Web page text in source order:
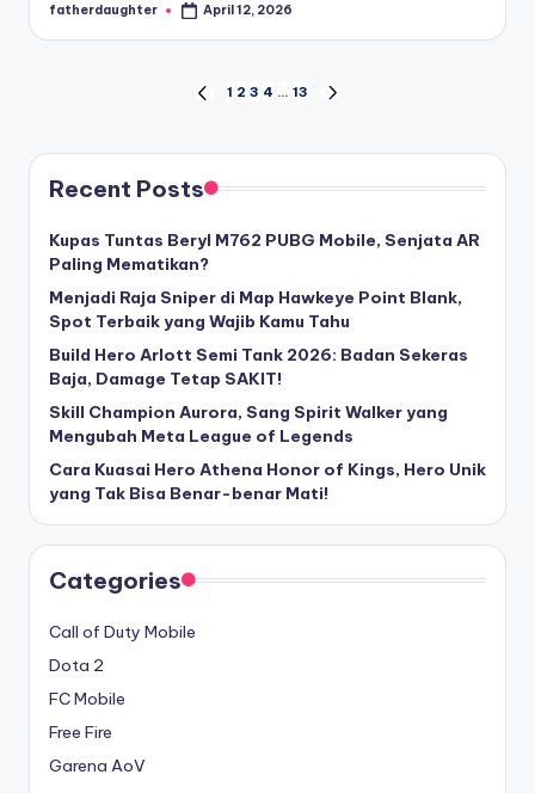
Posted
fatherdaughter April 12, 2026
pagination
PREVIOUS
1 2 3 4 … 13
Recent Posts
Kupas Tuntas Beryl M762 PUBG Mobile, Senjata AR
Paling Mematikan?
Menjadi Raja Sniper di Map Hawkeye Point Blank,
Spot Terbaik yang Wajib Kamu Tahu
Build Hero Arlott Semi Tank 2026: Badan Sekeras
Baja, Damage Tetap SAKIT!
Skill Champion Aurora, Sang Spirit Walker yang
Mengubah Meta League of Legends
Cara Kuasai Hero Athena Honor of Kings, Hero Unik
yang Tak Bisa Benar-benar Mati!
Categories
Call of Duty Mobile
Dota 2
FC Mobile
Free Fire
Garena AoV